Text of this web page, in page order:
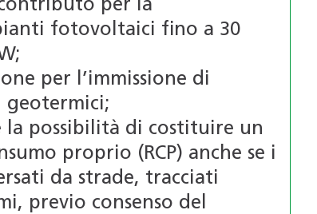
per la
fotovoltaici fino a 30
per l’immissione di
geotermici;
la possibilità di costituire un
proprio (RCP) anche se i
da strade, tracciati
previo consenso del